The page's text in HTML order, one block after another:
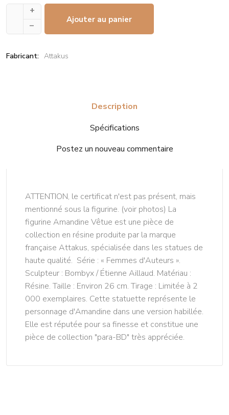
+
–
Ajouter au panier
Fabricant: Attakus
Description
Spécifications
Postez un nouveau commentaire
ATTENTION, le certificat n'est pas présent, mais
mentionné sous la figurine. (voir photos) La
figurine Amandine Vêtue est une pièce de
collection en résine produite par la marque
française Attakus, spécialisée dans les statues de
haute qualité. Série : « Femmes d'Auteurs ».
Sculpteur : Bombyx / Étienne Aillaud. Matériau :
Résine. Taille : Environ 26 cm. Tirage : Limitée à 2
000 exemplaires. Cette statuette représente le
personnage d'Amandine dans une version habillée.
Elle est réputée pour sa finesse et constitue une
pièce de collection "para-BD" très appréciée.